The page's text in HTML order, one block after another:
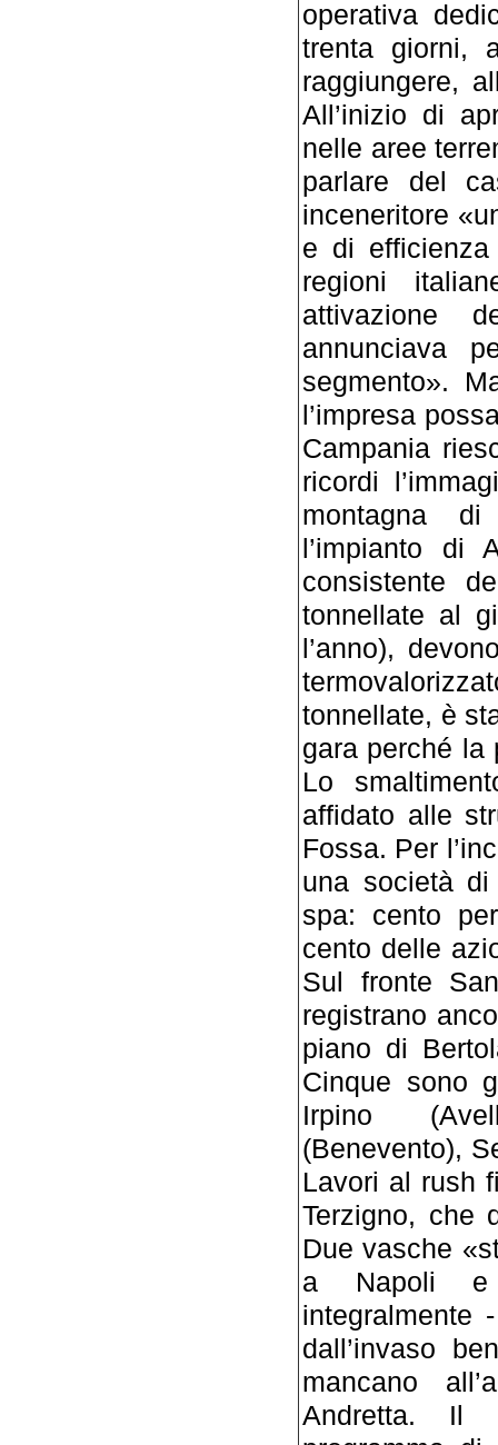
operativa
trenta giorni,
raggiungere,
All’inizio di
nelle aree
parlare del
inceneritore
e di
regioni
attivazione
annunciava
segmento».
l’impresa
Campania
ricordi
montagna
l’impianto di
consistente
tonnellate al
l’anno),
tonnellate, è
gara perché la
Lo
affidato alle
Fossa. Per
una società di
spa: cento
cento delle
Sul fronte
registrano
piano di
Cinque sono
Irpino
(Benevento),
Lavori al rush
Terzigno, che
Due vasche
a Napoli e
integralmente
dall’invaso
mancano
Andretta. Il